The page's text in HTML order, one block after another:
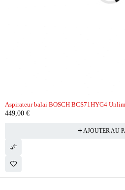
Aspirateur balai BOSCH BCS71HYG4
449,00 €
AJOUTER AU